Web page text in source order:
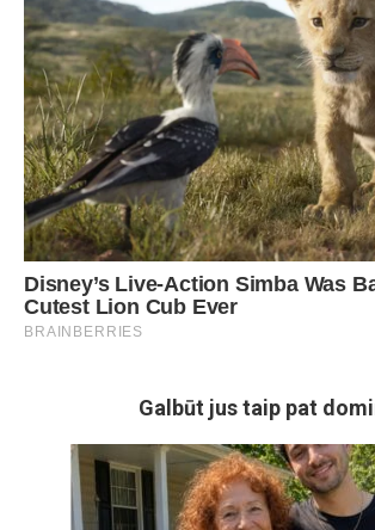
Galbūt jus taip pat